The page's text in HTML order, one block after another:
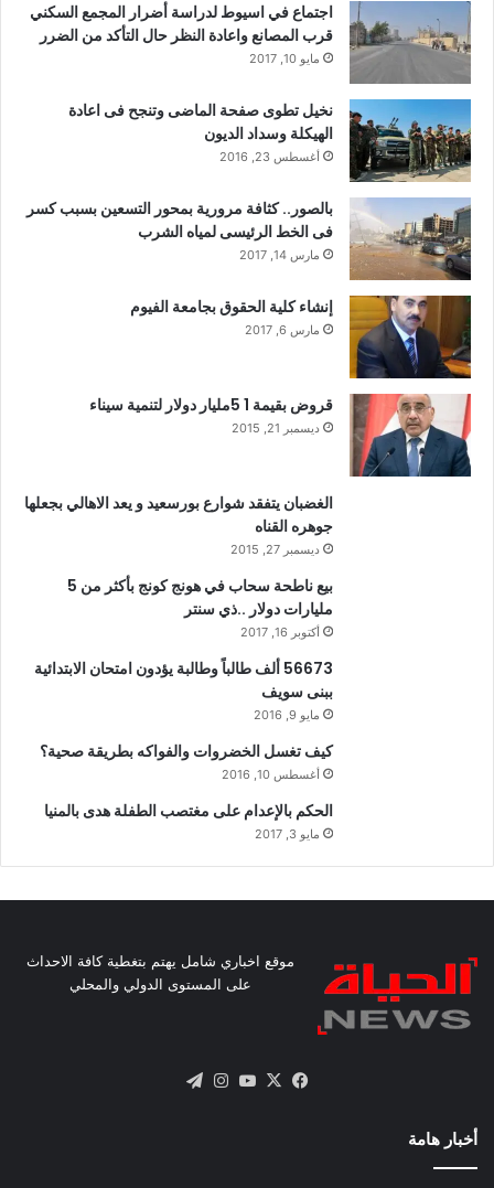
اجتماع في اسيوط لدراسة أضرار المجمع السكني
قرب المصانع واعادة النظر حال التأكد من الضرر
مايو 10, 2017
نخيل تطوى صفحة الماضى وتنجح فى اعادة
الهيكلة وسداد الديون
أغسطس 23, 2016
بالصور.. كثافة مرورية بمحور التسعين بسبب كسر
فى الخط الرئيسى لمياه الشرب
مارس 14, 2017
إنشاء كلية الحقوق بجامعة الفيوم
مارس 6, 2017
قروض بقيمة 1 5مليار دولار لتنمية سيناء
ديسمبر 21, 2015
الغضبان يتفقد شوارع بورسعيد و يعد الاهالي بجعلها
جوهره القناه
ديسمبر 27, 2015
بيع ناطحة سحاب في هونج كونج بأكثر من 5
مليارات دولار ..ذي سنتر
أكتوبر 16, 2017
56673 ألف طالباً وطالبة يؤدون امتحان الابتدائية
ببنى سويف
مايو 9, 2016
كيف تغسل الخضروات والفواكه بطريقة صحية؟
أغسطس 10, 2016
الحكم بالإعدام على مغتصب الطفلة هدى بالمنيا
مايو 3, 2017
موقع اخباري شامل يهتم بتغطية كافة الاحداث
على المستوى الدولي والمحلي
فيسبوك
X يوتيوبانستقرام
أخبار هامة